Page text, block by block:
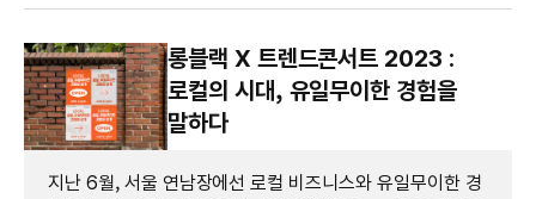
롱블랙 X 트렌드콘서트 2023 :
로컬의 시대, 유일무이한 경험을
말하다
지난 6월, 서울 연남장에선 로컬 비즈니스와 유일무이한 경